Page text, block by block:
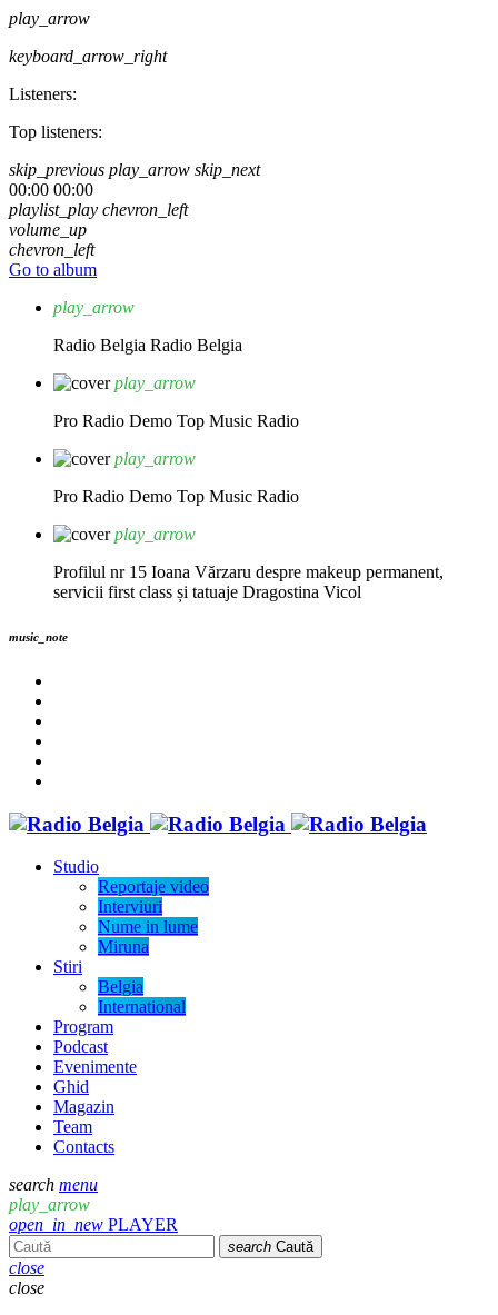
play_arrow
keyboard_arrow_right
Listeners:
Top listeners:
skip_previous play_arrow skip_next
00:00 00:00
playlist_play chevron_left
volume_up
chevron_left
Go to album
play_arrow
Radio Belgia Radio Belgia
play_arrow
Pro Radio Demo Top Music Radio
play_arrow
Pro Radio Demo Top Music Radio
play_arrow
Profilul nr 15 Ioana Vărzaru despre makeup permanent,
servicii first class și tatuaje Dragostina Vicol
music_note
Studio
Reportaje video
Interviuri
Nume in lume
Miruna
Stiri
Belgia
International
Program
Podcast
Evenimente
Ghid
Magazin
Team
Contacts
search menu
play_arrow
open_in_new PLAYER
search Caută
close
close